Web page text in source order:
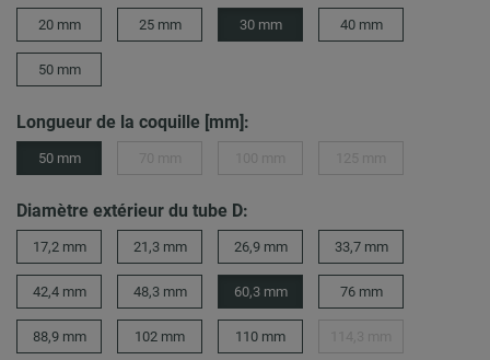
20 mm 25 mm 30 mm 40 mm
50 mm
Longueur de la coquille [mm]:
50 mm
Diamètre extérieur du tube D:
17,2 mm 21,3 mm 26,9 mm 33,7 mm
42,4 mm 48,3 mm 60,3 mm 76 mm
88,9 mm 102 mm 110 mm